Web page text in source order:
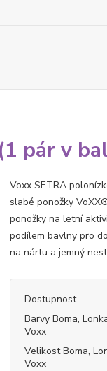
pár v
Voxx SETRA
slabé ponožky
ponožky na letní
podílem bavlny pro
na nártu a jemný
Dostupnost
Barvy Boma,
Voxx
Velikost Boma,
Voxx